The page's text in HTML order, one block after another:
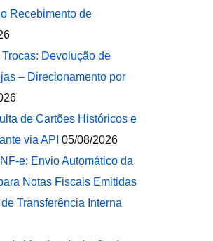
Recebimento de
Devolução de
– Direcionamento por
de Cartões Históricos e
via API 05/08/2026
e: Envio Automático da
Notas Fiscais Emitidas
Transferência Interna